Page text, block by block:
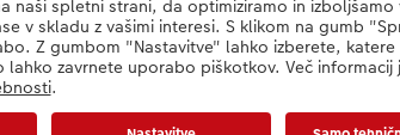
kakovostnem